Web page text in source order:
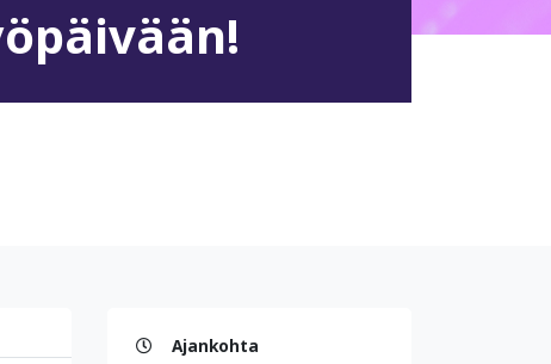
Ajankohta